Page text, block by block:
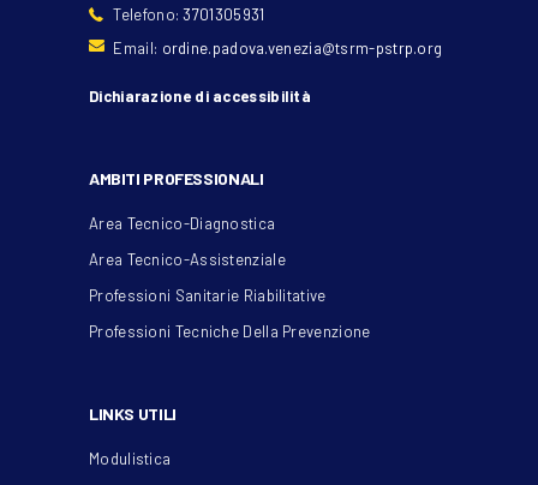
Telefono:3701305931
Email: ordine.padova.venezia@tsrm-pstrp.org
Dichiarazione di accessibilità
AMBITI PROFESSIONALI
Area Tecnico-Diagnostica
Area Tecnico-Assistenziale
Professioni Sanitarie Riabilitative
Professioni Tecniche Della Prevenzione
LINKS UTILI
Modulistica